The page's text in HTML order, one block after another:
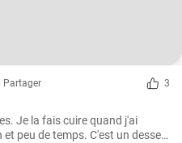
Partager 3
Je la fais cuire quand j'ai
peu de temps. C'est un dessert